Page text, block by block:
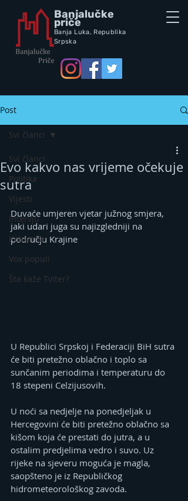
Banjalučke
priče
Banja Luka, Republika
Srpska
Post
Svi članci
Politika
Vijesti
Intervju
Kolumna
Vox populi
Šta kaže Tviter?
Svi članci
Evo kakvo nas vrijeme očekuje
sutra
Duvaće umjeren vjetar južnog smjera,
jaki udari juga su najizgledniji na
području Krajine
U Republici Srpskoj i Federaciji BiH sutra
će biti pretežno oblačno i toplo sa
sunčanim periodima i temperaturu do
18 stepeni Celzijusovih.
U noći sa nedjelje na ponedjeljak u
Hercegovini će biti pretežno oblačno sa
kišom koja će prestati do jutra, a u
ostalim predjelima vedro i suvo. Uz
rijeke na sjeveru moguća je magla,
saopšteno je iz Republičkog
hidrometeorološkog zavoda.